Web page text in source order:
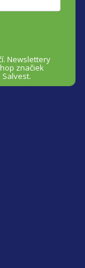
Newslettery
značiek